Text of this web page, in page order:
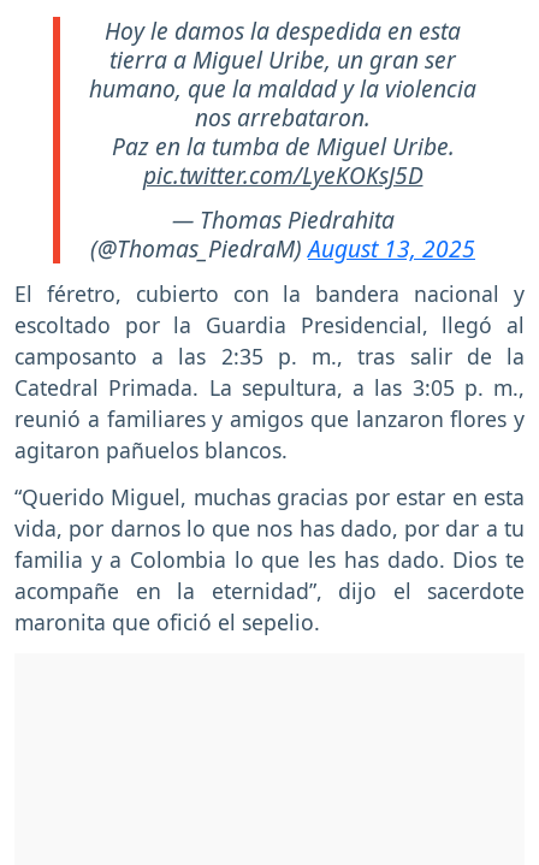
Hoy le damos la despedida en esta
tierra a Miguel Uribe, un gran ser
humano, que la maldad y la violencia
nos arrebataron.
Paz en la tumba de Miguel Uribe.
pic.twitter.com/LyeKOKsJ5D
— Thomas Piedrahita
(@Thomas_PiedraM)August 13, 2025
El féretro, cubierto con la bandera nacional y
escoltado por la Guardia Presidencial, llegó al
camposanto a las 2:35 p. m., tras salir de la
Catedral Primada. La sepultura, a las 3:05 p. m.,
reunió a familiares y amigos que lanzaron flores y
agitaron pañuelos blancos.
“Querido Miguel, muchas gracias por estar en esta
vida, por darnos lo que nos has dado, por dar a tu
familia y a Colombia lo que les has dado. Dios te
acompañe en la eternidad”, dijo el sacerdote
maronita que ofició el sepelio.